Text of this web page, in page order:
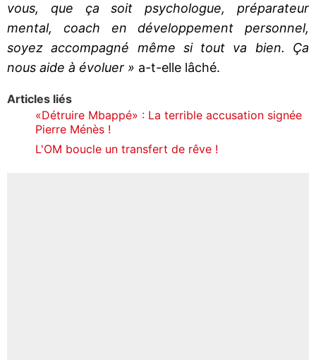
vous, que ça soit psychologue, préparateur
mental, coach en développement personnel,
soyez accompagné même si tout va bien. Ça
nous aide à évoluer » a-t-elle lâché.
Articles liés
«Détruire Mbappé» : La terrible accusation signée
Pierre Ménès !
L'OM boucle un transfert de rêve !